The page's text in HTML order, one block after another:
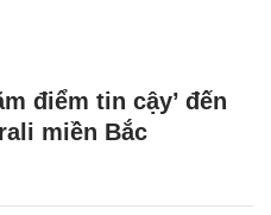
điểm tin cậy’ đến
miền Bắc